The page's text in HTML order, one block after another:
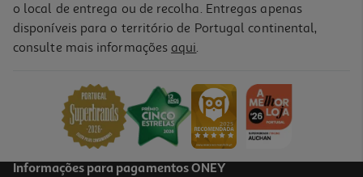
Creme Dermo Expertise Rosto Age Perfect Dia 50ml
15,99 €
o local de entrega ou de recolha. Entregas apenas
disponíveis para o território de Portugal continental,
consulte mais informações aqui.
Informações para pagamentos ONEY